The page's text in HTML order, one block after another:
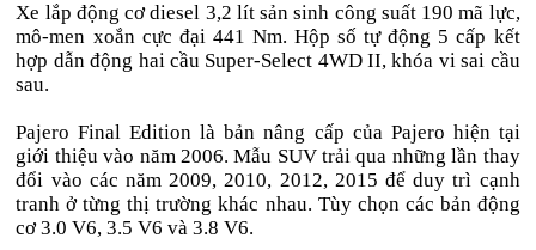
Xe lắp động cơ diesel 3,2 lít sản sinh công suất 190 mã lực,
mô-men xoắn cực đại 441 Nm. Hộp số tự động 5 cấp kết
hợp dẫn động hai cầu Super-Select 4WD II, khóa vi sai cầu
sau.
Pajero Final Edition là bản nâng cấp của Pajero hiện tại
giới thiệu vào năm 2006. Mẫu SUV trải qua những lần thay
đổi vào các năm 2009, 2010, 2012, 2015 để duy trì cạnh
tranh ở từng thị trường khác nhau. Tùy chọn các bản động
cơ 3.0 V6, 3.5 V6 và 3.8 V6.